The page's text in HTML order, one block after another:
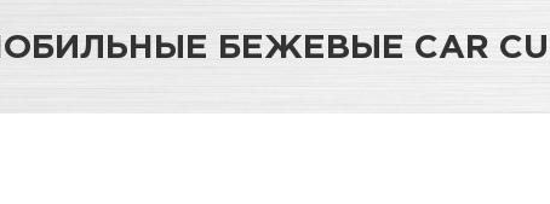
БЕЖЕВЫЕ CAR